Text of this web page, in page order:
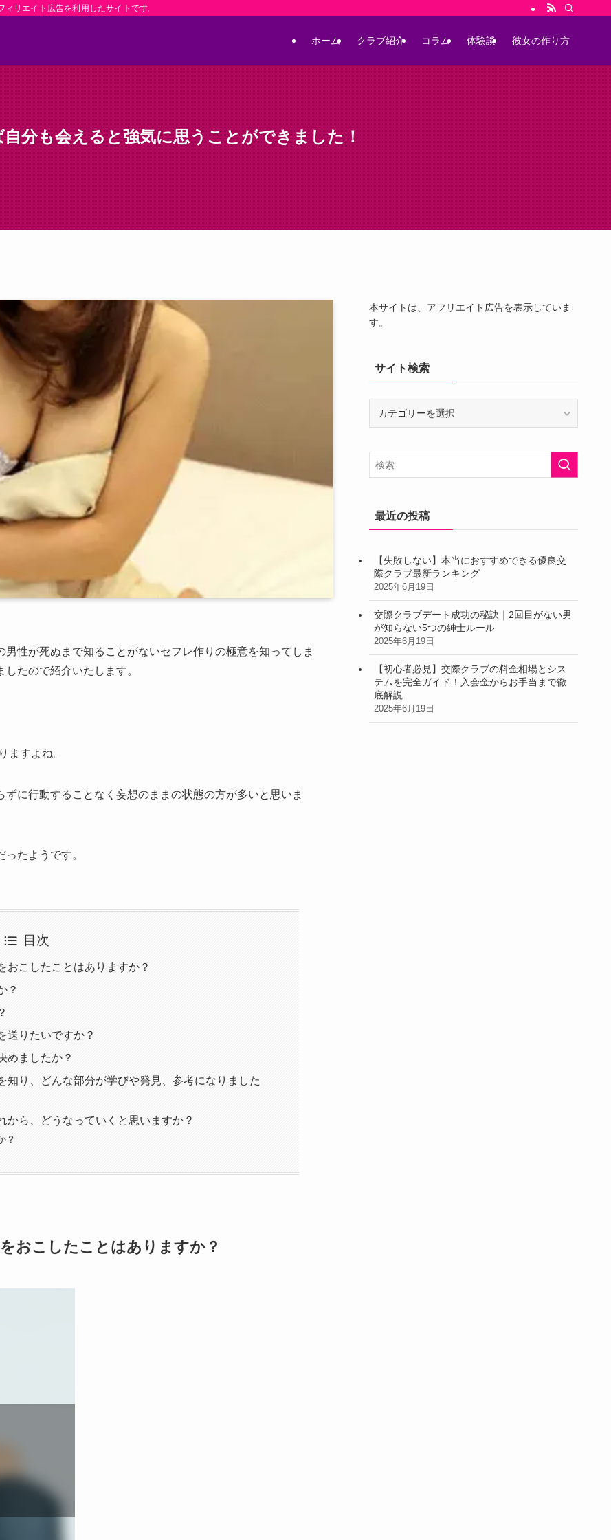
リエイト広告を利用したサイトです。
ホーム クラブ紹介 コラム 体験談 彼女の作り方
分も会えると強気に思うことができました！
男性が死ぬまで知ることがないセフレ作りの極意を知ってしま
たので紹介いたします。
ますよね。
に行動することなく妄想のままの状態の方が多いと思いま
たようです。
目次
おこしたことはありますか？
？
送りたいですか？
めましたか？
知り、どんな部分が学びや発見、参考になりました
から、どうなっていくと思いますか？
？
おこしたことはありますか？
本サイトは、アフリエイト広告を表示していま
す。
サイト検索
検
索
最近の投稿
【失敗しない】本当におすすめできる優良交
際クラブ最新ランキング
2025年6月19日
交際クラブデート成功の秘訣｜2回目がない男
が知らない5つの紳士ルール
2025年6月19日
【初心者必見】交際クラブの料金相場とシス
テムを完全ガイド！入会金からお手当まで徹
底解説
2025年6月19日